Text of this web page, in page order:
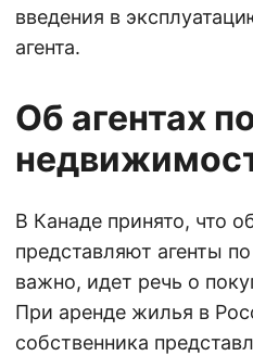
введения в
агента.
Об агентах
В Канаде принято, что
представляют агенты
важно, идет речь о
При аренде жилья в
собственника